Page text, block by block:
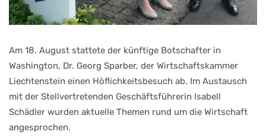
Am 18. August stattete der künftige Botschafter in
Washington, Dr. Georg Sparber, der Wirtschaftskammer
Liechtenstein einen Höflichkeitsbesuch ab. Im Austausch
mit der Stellvertretenden Geschäftsführerin Isabell
Schädler wurden aktuelle Themen rund um die Wirtschaft
angesprochen.